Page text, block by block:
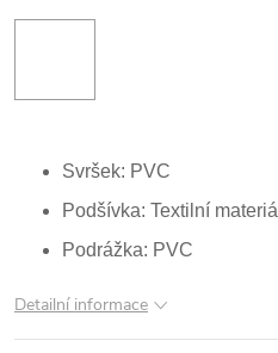
Svršek: PVC
Podšívka: Textilní materiál
Podrážka: PVC
Detailní informace